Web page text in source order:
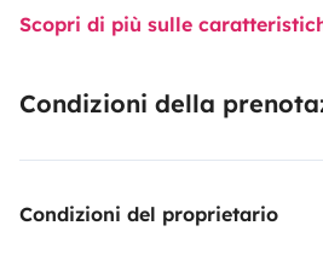
Scopri di più sulle
Condizioni della
Condizioni del proprietario